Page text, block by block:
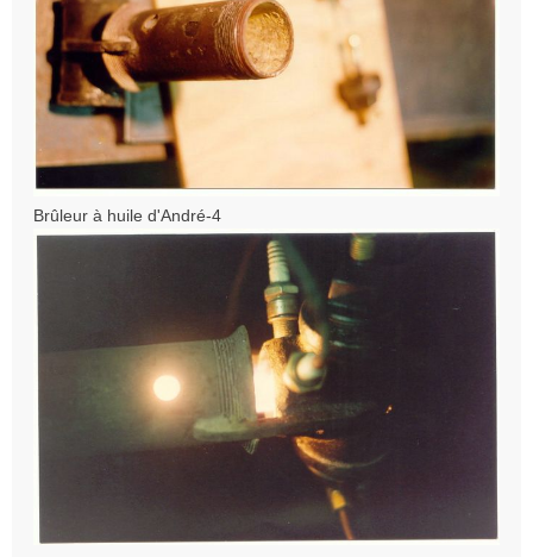
Brûleur à huile d'André-4